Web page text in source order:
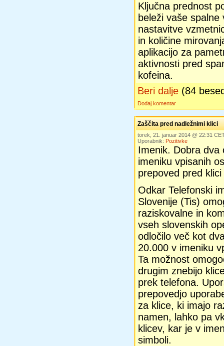
Ključna prednost
beleži vaše
nastavitve
in količine
aplikacijo za
aktivnosti pred
kofeina.
Beri dalje (84
Dodaj komentar
Zaščita pred nadležnimi klici
torek, 21. januar 2014 @ 22:31
Uporabnik: Pozitivke
Imenik. Dobra dva
imeniku vpisanih
prepoved pred
Odkar Telefonski
Slovenije (Tis)
raziskovalne in
vseh slovenskih
odločilo več kot
20.000 v imeniku
Ta možnost
drugim znebijo
prek telefona.
prepovedjo
za klice, ki imajo
namen, lahko pa
klicev, kar je v
simboli.